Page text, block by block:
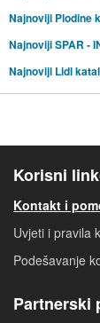
Najnoviji Plodine
Najnoviji SPAR -
Najnoviji Lidl
Korisni
Kontakt i
Uvjeti i pravila
Podešavanje
Partnerski